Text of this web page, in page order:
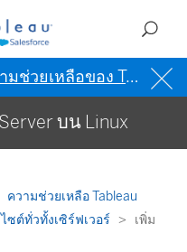
หลือของ Tableau เป็นภาษาอังกฤษ (สหรัฐอเมริกา)
บน Linux
ความช่วยเหลือ Tableau
ซต์ทั่วทั้งเซิร์ฟเวอร์
เพิ่ม